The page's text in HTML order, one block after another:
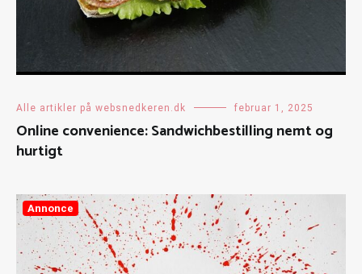
Alle artikler på websnedkeren.dk februar 1, 2025
Online convenience: Sandwichbestilling nemt og
hurtigt
Annonce